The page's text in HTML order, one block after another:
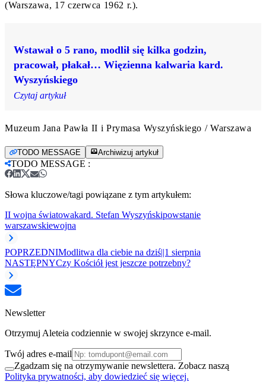
(Warszawa, 17 czerwca 1962 r.).
Wstawał o 5 rano, modlił się kilka godzin,
pracował, płakał… Więzienna kalwaria kard.
Wyszyńskiego
Czytaj artykuł
Muzeum Jana Pawła II i Prymasa Wyszyńskiego / Warszawa
TODO MESSAGE Archiwizuj artykuł
TODO MESSAGE :
Słowa kluczowe/tagi powiązane z tym artykułem:
II wojna światowakard. Stefan Wyszyńskipowstanie
warszawskiewojna
POPRZEDNIModlitwa dla ciebie na dziś||1 sierpnia
NASTĘPNYCzy Kościół jest jeszcze potrzebny?
Newsletter
Otrzymuj Aleteia codziennie w swojej skrzynce e-mail.
Twój adres e-mail
Zgadzam się na otrzymywanie newslettera. Zobacz naszą
Polityka prywatności, aby dowiedzieć się więcej.